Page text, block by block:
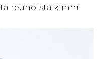
reunoista kiinni.